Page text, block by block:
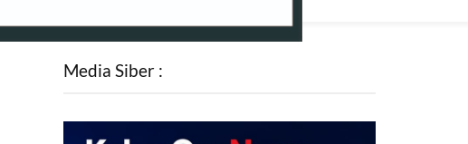
Media Siber :